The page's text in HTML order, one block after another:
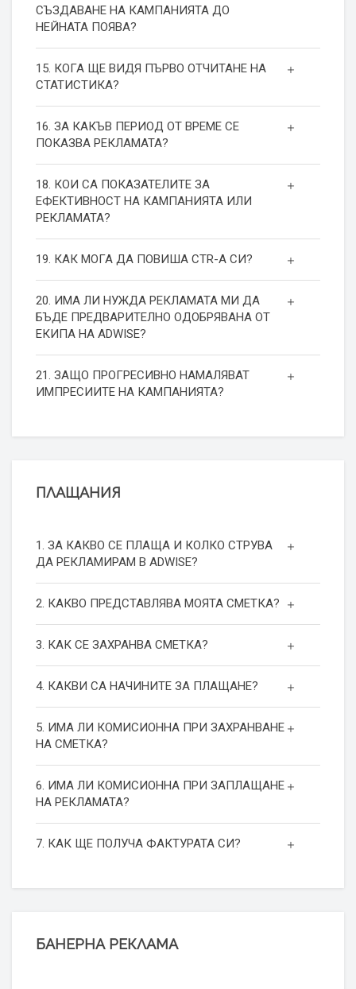
СЪЗДАВАНЕ НА КАМПАНИЯТА ДО
НЕЙНАТА ПОЯВА?
15. КОГА ЩЕ ВИДЯ ПЪРВО ОТЧИТАНЕ НА
СТАТИСТИКА?
16. ЗА КАКЪВ ПЕРИОД ОТ ВРЕМЕ СЕ
ПОКАЗВА РЕКЛАМАТА?
18. КОИ СА ПОКАЗАТЕЛИТЕ ЗА
ЕФЕКТИВНОСТ НА КАМПАНИЯТА ИЛИ
РЕКЛАМАТА?
19. КАК МОГА ДА ПОВИША СТR-А СИ?
20. ИМА ЛИ НУЖДА РЕКЛАМАТА МИ ДА
БЪДЕ ПРЕДВАРИТЕЛНО ОДОБРЯВАНА ОТ
ЕКИПА НА ADWISE?
21. ЗАЩО ПРОГРЕСИВНО НАМАЛЯВАТ
ИМПРЕСИИТЕ НА КАМПАНИЯТА?
ПЛАЩАНИЯ
1. ЗА КАКВО СЕ ПЛАЩА И КОЛКО СТРУВА
ДА РЕКЛАМИРАМ В ADWISE?
2. КАКВО ПРЕДСТАВЛЯВА МОЯТА СМЕТКА?
3. КАК СЕ ЗАХРАНВА СМЕТКА?
4. КАКВИ СА НАЧИНИТЕ ЗА ПЛАЩАНЕ?
5. ИМА ЛИ КОМИСИОННА ПРИ ЗАХРАНВАНЕ
НА СМЕТКА?
6. ИМА ЛИ КОМИСИОННА ПРИ ЗАПЛАЩАНЕ
НА РЕКЛАМАТА?
7. КАК ЩЕ ПОЛУЧА ФАКТУРАТА СИ?
БАНЕРНА РЕКЛАМА